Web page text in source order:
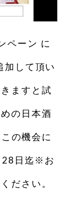
ペーン に
加して頂い
ますと試
の日本酒
の機会に
28日迄※お
ださい。